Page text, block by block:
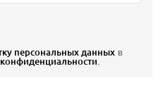
персональных данных в
.